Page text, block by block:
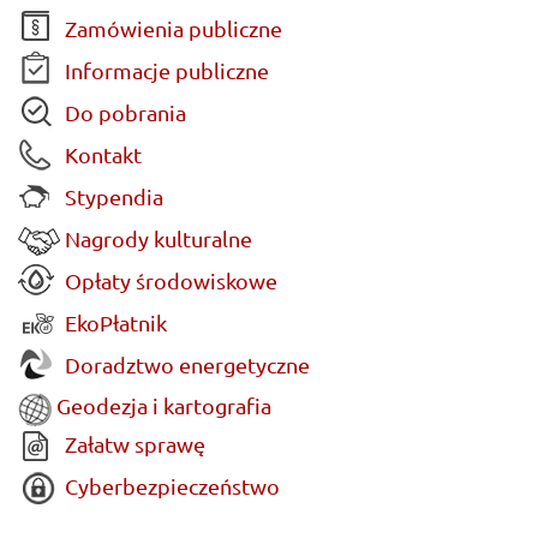
Zamówienia publiczne
Informacje publiczne
Do pobrania
Kontakt
Stypendia
Nagrody kulturalne
Opłaty środowiskowe
EkoPłatnik
Doradztwo energetyczne
Geodezja i kartografia
Załatw sprawę
Cyberbezpieczeństwo